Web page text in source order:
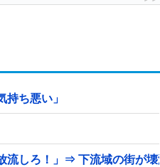
ち悪い」
流しろ！」⇒ 下流域の街が壊